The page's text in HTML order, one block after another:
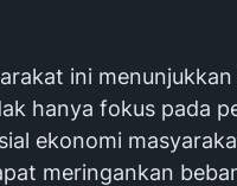
ini
hanya fokus pada
ekonomi
meringankan